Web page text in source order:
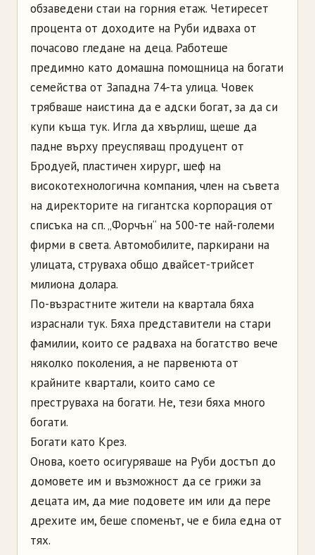
обзаведени стаи на горния етаж. Четиресет
процента от доходите на Руби идваха от
почасово гледане на деца. Работеше
предимно като домашна помощница на богати
семейства от Западна 74-та улица. Човек
трябваше наистина да е адски богат, за да си
купи къща тук. Игла да хвърлиш, щеше да
падне върху преуспяващ продуцент от
Бродуей, пластичен хирург, шеф на
високотехнологична компания, член на съвета
на директорите на гигантска корпорация от
списъка на сп. „Форчън“ на 500-те най-големи
фирми в света. Автомобилите, паркирани на
улицата, струваха общо двайсет-трийсет
милиона долара.
По-възрастните жители на квартала бяха
израснали тук. Бяха представители на стари
фамилии, които се радваха на богатство вече
няколко поколения, а не парвенюта от
крайните квартали, които само се
преструваха на богати. Не, тези бяха много
богати.
Богати като Крез.
Онова, което осигуряваше на Руби достъп до
домовете им и възможност да се грижи за
децата им, да мие подовете им или да пере
дрехите им, беше споменът, че е била една от
тях.